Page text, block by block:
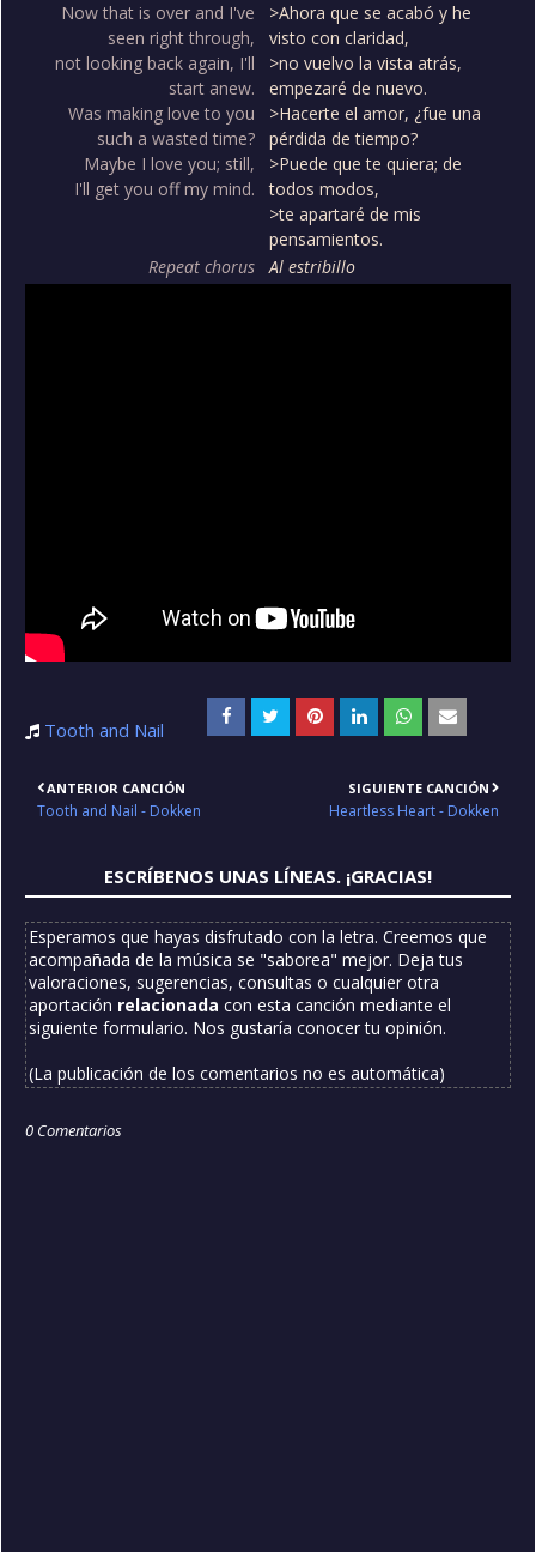
Now that is over and I've
seen right through,
not looking back again, I'll
start anew.
Was making love to you
such a wasted time?
Maybe I love you; still,
I'll get you off my mind.
>Ahora que se acabó y he
visto con claridad,
>no vuelvo la vista atrás,
empezaré de nuevo.
>Hacerte el amor, ¿fue una
pérdida de tiempo?
>Puede que te quiera; de
todos modos,
>te apartaré de mis
pensamientos.
Repeat chorus
Al estribillo
Tooth and Nail
ANTERIOR CANCIÓN
Tooth and Nail - Dokken
SIGUIENTE CANCIÓN
Heartless Heart - Dokken
ESCRÍBENOS UNAS LÍNEAS. ¡GRACIAS!
Esperamos que hayas disfrutado con la letra. Creemos que
acompañada de la música se "saborea" mejor. Deja tus
valoraciones, sugerencias, consultas o cualquier otra
aportación relacionada con esta canción mediante el
siguiente formulario. Nos gustaría conocer tu opinión.
(La publicación de los comentarios no es automática)
0 Comentarios